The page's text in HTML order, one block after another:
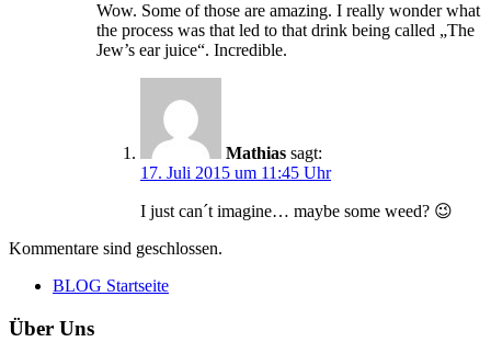
Wow. Some of those are amazing. I really wonder what
the process was that led to that drink being called „The
Jew’s ear juice“. Incredible.
Mathias sagt:
17. Juli 2015 um 11:45 Uhr
I just can´t imagine… maybe some weed? 😉
Kommentare sind geschlossen.
BLOG Startseite
Über Uns